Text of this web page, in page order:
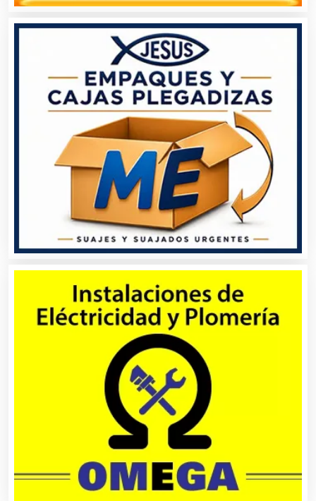
Artículos Personales
Artículos Publicitarios
Aseguradoras
Asesores Técnicos
Asesoría Fiscal
Asilos
Asociaciones Civiles
Asociaciones Empresariales
Audio, Sonido e Iluminación